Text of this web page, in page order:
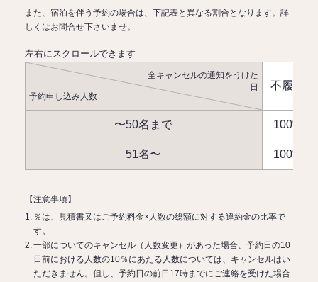
また、宿泊を伴う予約の場合は、下記表と異なる割合となります。詳
しくはお問合せ下さいませ。
予約申し込み人数
全キャンセルの通知をうけた
日
不履行
〜50名まで 100%
51名〜 100%
【注意事項】
％は、見積書又はご予約料金×人数の総額に対する違約金の比率で
す。
一部についてのキャンセル（人数変更）があった場合、予約日の10
日前における人数の10％にあたる人数については、キャンセルはい
ただきません。但し、予約日の前日17時までにご連絡を受けた場合